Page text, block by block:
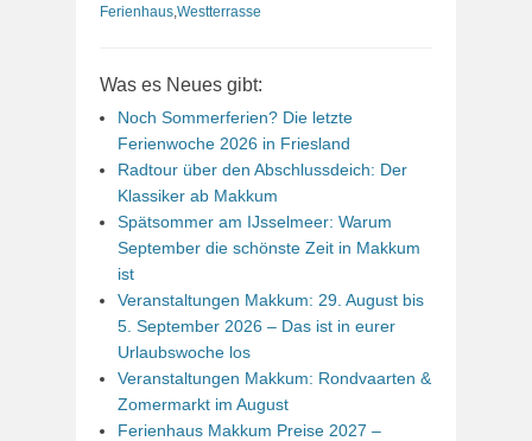
Ferienhaus,Westterrasse
Was es Neues gibt:
Noch Sommerferien? Die letzte
Ferienwoche 2026 in Friesland
Radtour über den Abschlussdeich: Der
Klassiker ab Makkum
Spätsommer am IJsselmeer: Warum
September die schönste Zeit in Makkum
ist
Veranstaltungen Makkum: 29. August bis
5. September 2026 – Das ist in eurer
Urlaubswoche los
Veranstaltungen Makkum: Rondvaarten &
Zomermarkt im August
Ferienhaus Makkum Preise 2027 –